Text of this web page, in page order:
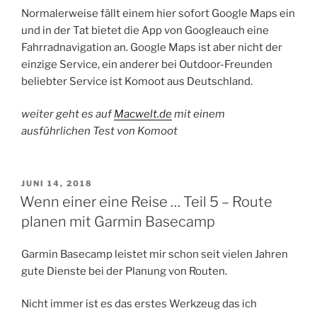
Normalerweise fällt einem hier sofort Google Maps ein
und in der Tat bietet die App von Googleauch eine
Fahrradnavigation an. Google Maps ist aber nicht der
einzige Service, ein anderer bei Outdoor-Freunden
beliebter Service ist Komoot aus Deutschland.
weiter geht es aufMacwelt.demit einem
ausführlichen Test von Komoot
VERÖFFENTLICHT
AM
JUNI 14, 2018
Wenn einer eine Reise … Teil 5 – Route
planen mit Garmin Basecamp
Garmin Basecamp leistet mir schon seit vielen Jahren
gute Dienste bei der Planung von Routen.
Nicht immer ist es das erstes Werkzeug das ich